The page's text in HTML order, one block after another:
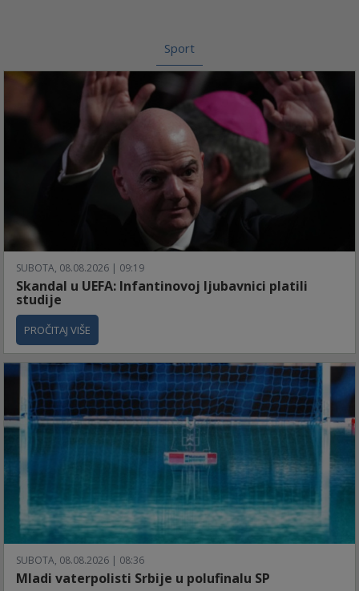
Sport
SUBOTA, 08.08.2026 | 09:19
Skandal u UEFA: Infantinovoj ljubavnici platili
studije
PROČITAJ VIŠE
SUBOTA, 08.08.2026 | 08:36
Mladi vaterpolisti Srbije u polufinalu SP